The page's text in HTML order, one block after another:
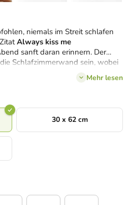
niemals im Streit schlafen
Always kiss me
sanft daran erinnern. Der
Schlafzimmerwand sein, wobei
dem Bett zur Geltung kommt. Zur
Mehr lesen
30 x 62 cm